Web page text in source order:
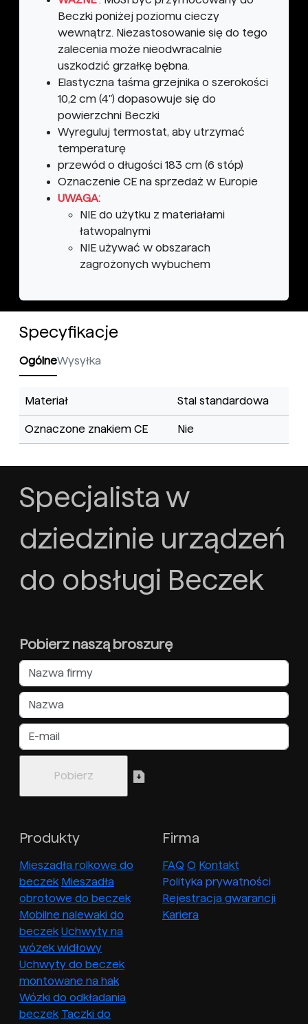
Beczki poniżej poziomu cieczy
wewnątrz. Niezastosowanie się do tego
zalecenia może nieodwracalnie
uszkodzić grzałkę bębna.
Elastyczna taśma grzejnika o szerokości
10,2 cm (4") dopasowuje się do
powierzchni Beczki
Wyreguluj termostat, aby utrzymać
temperaturę
przewód o długości 183 cm (6 stóp)
Oznaczenie CE na sprzedaż w Europie
UWAGA:
NIE do użytku z materiałami
łatwopalnymi
NIE używać w obszarach
zagrożonych wybuchem
Specyfikacje
OgólneWysyłka
Materiał Stal standardowa
Oznaczone znakiem CE Nie
Specjalista w
dziedzinie urządzeń
do obsługi Beczek
Pobierz naszą broszurę
Produkty
Mieszadła rolkowe do
beczek Mieszadła
obrotowe do beczek
Mobilne nalewaki do
beczek Uchwyty na
wózek widłowy
Uchwyty do beczek
montowane na hak
Wózki do odkładania
beczek Taczki do
Firma
FAQ O Kontakt
Polityka prywatności
Rejestracja gwarancji
Kariera